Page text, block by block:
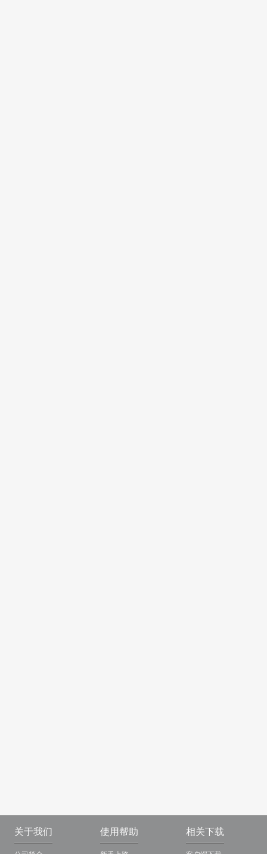
关于我们 使用帮助 相关下载